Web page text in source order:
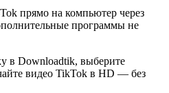
прямо на компьютер через
программы не
в Downloadtik, выберите
видео TikTok в HD — без